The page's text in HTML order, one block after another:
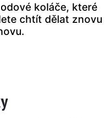
koláče, které
chtít dělat znovu